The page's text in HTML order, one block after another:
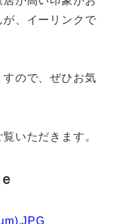
、イーリンクで
ので、ぜひお気
いただきます。